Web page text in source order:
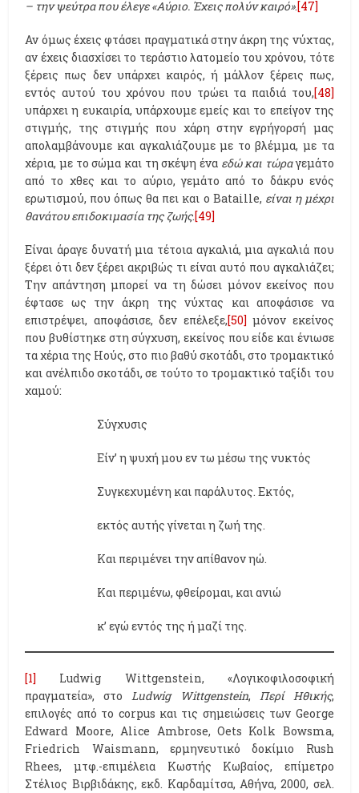
– την ψεύτρα που έλεγε «Αύριο. Έχεις πολύν καιρό».[47]
Αν όμως έχεις φτάσει πραγματικά στην άκρη της νύχτας,
αν έχεις διασχίσει το τεράστιο λατομείο του χρόνου, τότε
ξέρεις πως δεν υπάρχει καιρός, ή μάλλον ξέρεις πως,
εντός αυτού του χρόνου που τρώει τα παιδιά του,[48]
υπάρχει η ευκαιρία, υπάρχουμε εμείς και το επείγον της
στιγμής, της στιγμής που χάρη στην εγρήγορσή μας
απολαμβάνουμε και αγκαλιάζουμε με το βλέμμα, με τα
χέρια, με το σώμα και τη σκέψη ένα εδώ και τώραγεμάτο
από το χθες και το αύριο, γεμάτο από το δάκρυ ενός
ερωτισμού, που όπως θα πει και ο Bataille, είναι η μέχρι
θανάτου επιδοκιμασία της ζωής.[49]
Είναι άραγε δυνατή μια τέτοια αγκαλιά, μια αγκαλιά που
ξέρει ότι δεν ξέρει ακριβώς τι είναι αυτό που αγκαλιάζει;
Την απάντηση μπορεί να τη δώσει μόνον εκείνος που
έφτασε ως την άκρη της νύχτας και αποφάσισε να
επιστρέψει, αποφάσισε, δεν επέλεξε,[50] μόνον εκείνος
που βυθίστηκε στη σύγχυση, εκείνος που είδε και ένιωσε
τα χέρια της Ηούς, στο πιο βαθύ σκοτάδι, στο τρομακτικό
και ανέλπιδο σκοτάδι, σε τούτο το τρομακτικό ταξίδι του
χαμού:
Σύγχυσις
Είν’ η ψυχή μου εν τω μέσω της νυκτός
Συγκεχυμένη και παράλυτος. Εκτός,
εκτός αυτής γίνεται η ζωή της.
Και περιμένει την απίθανον ηώ.
Και περιμένω, φθείρομαι, και ανιώ
κ’ εγώ εντός της ή μαζί της.
[1]
Ludwig Wittgenstein, «Λογικοφιλοσοφική
πραγματεία», στοLudwig Wittgenstein, Περί Ηθικής,
επιλογές από το corpus και τις σημειώσεις των George
Edward Moore, Alice Ambrose, Oets Kolk Bowsma,
Friedrich Waismann, ερμηνευτικό δοκίμιο Rush
Rhees, μτφ.-επιμέλεια Κωστής Κωβαίος, επίμετρο
Στέλιος Βιρβιδάκης, εκδ. Καρδαμίτσα, Αθήνα, 2000, σελ.